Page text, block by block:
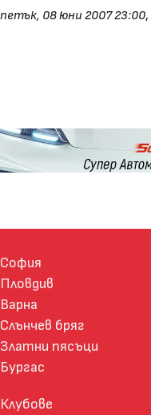
петък, 08 юни 2007 23:00,
София
Пловдив
Варна
Слънчев бряг
Златни пясъци
Бургас
Клубове